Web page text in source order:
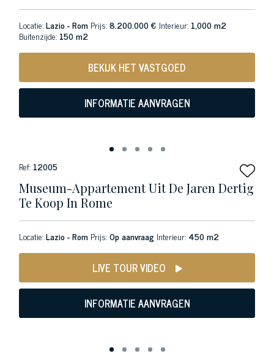
Locatie:Lazio - Rom Prijs:8.200.000 € Interieur: 1,000 m2
Buitenzijde: 150 m2
BEKIJK HET VASTGOED
INFORMATIE AANVRAGEN
Ref: 12005
Museum-Appartement Uit De Jaren Dertig
Te Koop In Rome
Locatie:Lazio - Rom Prijs:Op aanvraag Interieur: 450 m2
LIVE TOUR VIDEO
INFORMATIE AANVRAGEN